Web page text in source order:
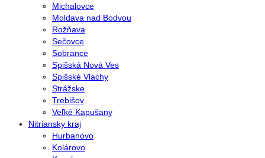
Michalovce
Moldava nad Bodvou
Rožňava
Sečovce
Sobrance
Spišská Nová Ves
Spišské Vlachy
Strážske
Trebišov
Veľké Kapušany
Nitriansky kraj
Hurbanovo
Kolárovo